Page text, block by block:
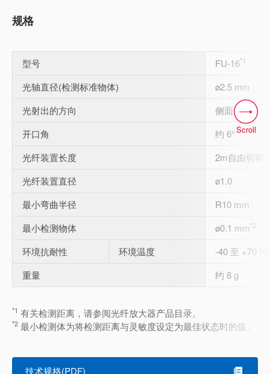
规格
型号 FU-16*1
光轴直径(检测标准物体)
ø2.5 mm
光射出的方向
侧面
开口角
约 6°
光纤装置长度
2m自由切割
光纤装置直径
ø1.0
最小弯曲半径
R10 mm
最小检测物体
ø0.1 mm*2
环境抗耐性 环境温度
-40 至 +70 °C
重量
约 8 g
*1 有关检测距离，请参阅光纤放大器产品目录。
*2 最小检测体为将检测距离与灵敏度设定为最佳状态时的值。
Scroll
技术规格(PDF)